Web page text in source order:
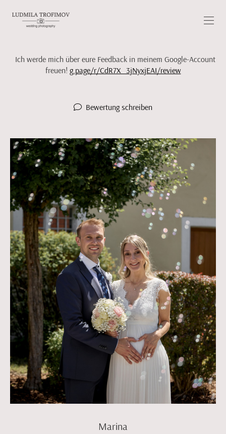
Ich werde mich über eure Feedback in meinem Google-Account
freuen! g.page/r/CdR7X_3jNyxjEAI/review
Bewertung schreiben
Marina